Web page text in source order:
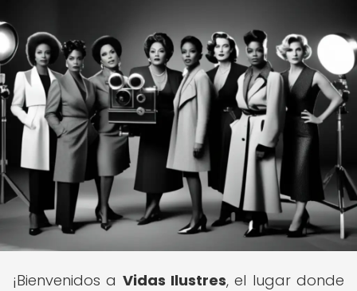
¡Bienvenidos a Vidas Ilustres, el lugar donde